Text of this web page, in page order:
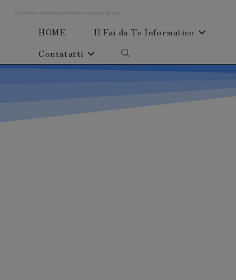
F1SoftWare, Assistenza SoftWare, Hardware, Siti Web
HOME Il Fai da Te Informatico
Contatatti